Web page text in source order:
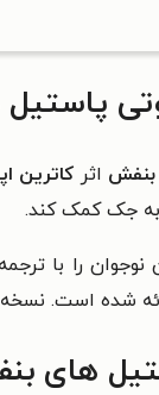
بنفش اثر کاترین
به جک کمک کند.
نوجوان را با
شده است.
های